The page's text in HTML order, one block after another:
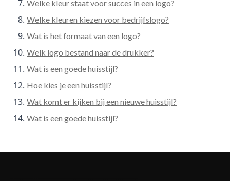
Welke kleur staat voor succes in een logo?
Welke kleuren kiezen voor bedrijfslogo?
Wat is het formaat van een logo?
Welk logo bestand naar de drukker?
Wat is een goede huisstijl?
Hoe kies je een huisstijl?
Wat komt er kijken bij een nieuwe huisstijl?
Wat is een goede huisstijl?